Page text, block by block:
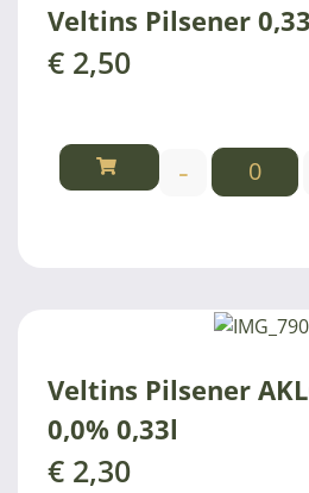
Veltins Pilsener
€ 2,50
-
Veltins Pilsener
0,0% 0,33l
€ 2,30